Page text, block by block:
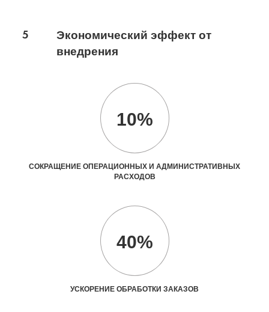
5
Экономический эффект от
внедрения
10%
СОКРАЩЕНИЕ ОПЕРАЦИОННЫХ И АДМИНИСТРАТИВНЫХ
РАСХОДОВ
40%
УСКОРЕНИЕ ОБРАБОТКИ ЗАКАЗОВ